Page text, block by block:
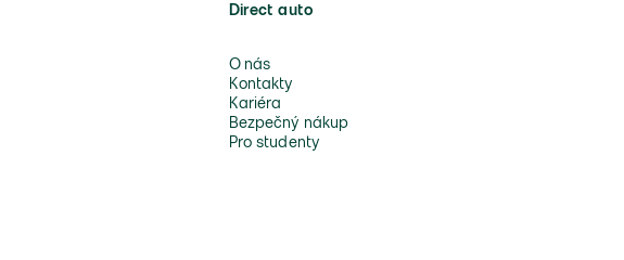
Direct auto
O nás
Kontakty
Kariéra
Bezpečný nákup
Pro studenty